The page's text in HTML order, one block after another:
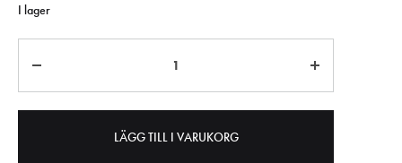
I lager
LÄGG TILL I VARUKORG